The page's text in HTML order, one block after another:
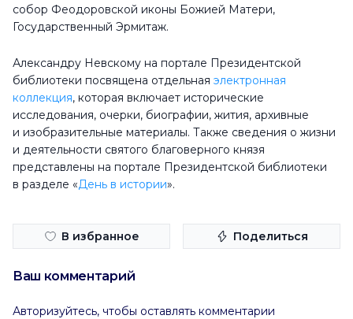
собор Феодоровской иконы Божией Матери,
Государственный Эрмитаж.
Александру Невскому на портале Президентской
библиотеки посвящена отдельная электронная
коллекция, которая включает исторические
исследования, очерки, биографии, жития, архивные
и изобразительные материалы. Также сведения о жизни
и деятельности святого благоверного князя
представлены на портале Президентской библиотеки
в разделе «День в истории».
В избранное Поделиться
Ваш комментарий
Авторизуйтесь, чтобы оставлять комментарии